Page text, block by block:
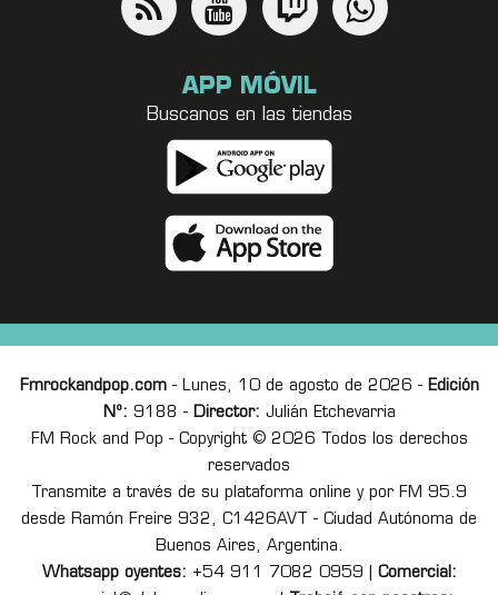
APP MÓVIL
Buscanos en las tiendas
Fmrockandpop.com- Lunes, 10 de agosto de 2026 - Edición
Nº: 9188 - Director: Julián Etchevarria
FM Rock and Pop - Copyright © 2026 Todos los derechos
reservados
Transmite a través de su plataforma online y por FM 95.9
desde Ramón Freire 932, C1426AVT - Ciudad Autónoma de
Buenos Aires, Argentina.
Whatsapp oyentes: +54 911 7082 0959 | Comercial: